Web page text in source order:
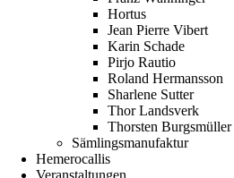
Hortus
Jean Pierre Vibert
Karin Schade
Pirjo Rautio
Roland Hermansson
Sharlene Sutter
Thor Landsverk
Thorsten Burgsmüller
Sämlingsmanufaktur
Hemerocallis
Veranstaltungen